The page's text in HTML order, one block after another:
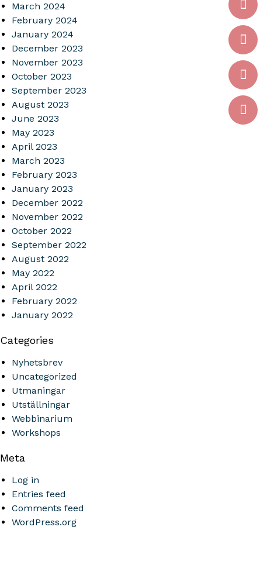
March 2024
February 2024
January 2024
December 2023
November 2023
October 2023
September 2023
August 2023
June 2023
May 2023
April 2023
March 2023
February 2023
January 2023
December 2022
November 2022
October 2022
September 2022
August 2022
May 2022
April 2022
February 2022
January 2022
Categories
Nyhetsbrev
Uncategorized
Utmaningar
Utställningar
Webbinarium
Workshops
Meta
Log in
Entries feed
Comments feed
WordPress.org